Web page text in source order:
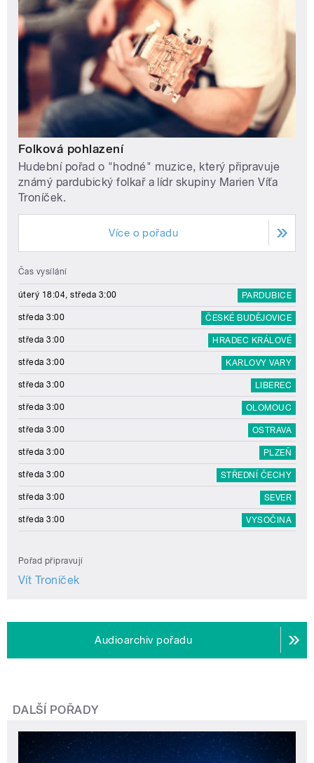
Folková pohlazení
Hudební pořad o "hodné" muzice, který připravuje
známý pardubický folkař a lídr skupiny Marien Víťa
Troníček.
Více o pořadu
Čas vysílání
úterý 18:04, středa 3:00 PARDUBICE
středa 3:00 ČESKÉ BUDĚJOVICE
středa 3:00 HRADEC KRÁLOVÉ
středa 3:00 KARLOVY VARY
středa 3:00 LIBEREC
středa 3:00 OLOMOUC
středa 3:00 OSTRAVA
středa 3:00 PLZEŇ
středa 3:00 STŘEDNÍ ČECHY
středa 3:00 SEVER
středa 3:00 VYSOČINA
Pořad připravují
Vít Troníček
Audioarchiv pořadu
DALŠÍ POŘADY